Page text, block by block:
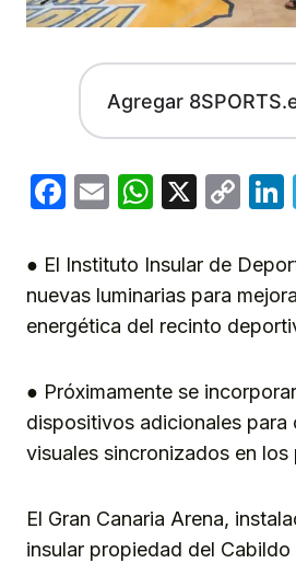
Agregar
Facebook
Email X
● El Instituto Insular de
nuevas luminarias para
energética del recinto
● Próximamente se
dispositivos adicionales para
visuales sincronizados en los
El Gran Canaria Arena,
insular propiedad del Cabildo